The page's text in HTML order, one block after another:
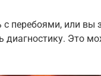
перебоями, или вы
диагностику. Это